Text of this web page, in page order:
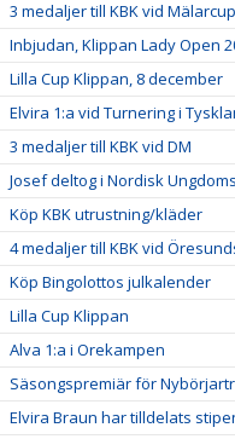
3 medaljer till KBK vid
Inbjudan, Klippan Lady Open
Lilla Cup Klippan, 8 december
Elvira 1:a vid Turnering i
3 medaljer till KBK vid DM
Josef deltog i Nordisk
Köp KBK utrustning/kläder
4 medaljer till KBK vid
Köp Bingolottos julkalender
Lilla Cup Klippan
Alva 1:a i Orekampen
Säsongspremiär för
Elvira Braun har tilldelats